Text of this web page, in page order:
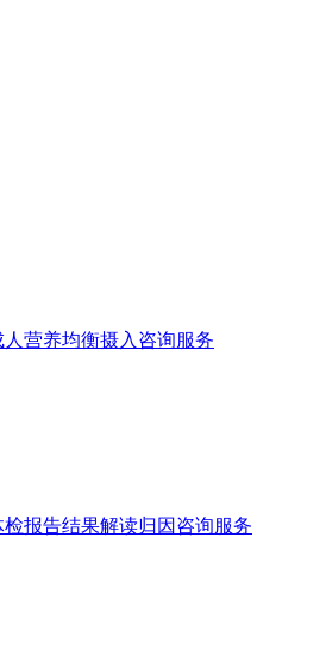
人营养均衡摄入咨询服务
检报告结果解读归因咨询服务